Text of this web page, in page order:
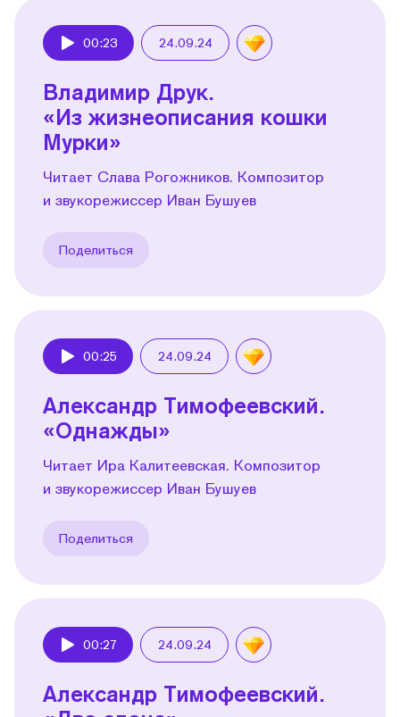
00:23 24.09.24
Владимир Друк.
«Из жизнеописания кошки
Мурки»
Читает Слава Рогожников. Композитор
и звукорежиссер Иван Бушуев
Поделиться
00:25 24.09.24
Александр Тимофеевский.
«Однажды»
Читает Ира Калитеевская. Композитор
и звукорежиссер Иван Бушуев
Поделиться
00:27 24.09.24
Александр Тимофеевский.